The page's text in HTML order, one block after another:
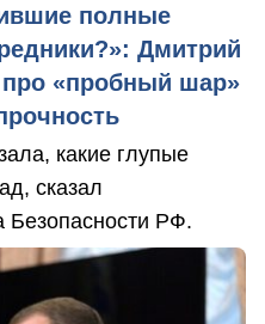
полные
Дмитрий
«пробный шар»
какие глупые
сказал
Безопасности РФ.